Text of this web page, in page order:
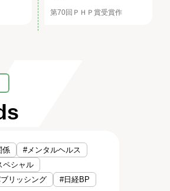
第70回ＰＨＰ賞受賞作
係
#メンタルヘルス
ペシャル
リッシング
#日経BP